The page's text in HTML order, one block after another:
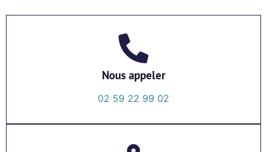
Nous appeler
02 59 22 99 02